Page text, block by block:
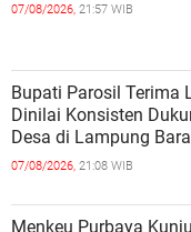
07/08/2026, 21:57 WIB
Bupati Parosil Terima
Dinilai Konsisten
Desa di Lampung
07/08/2026, 21:08 WIB
Menkeu Purbaya